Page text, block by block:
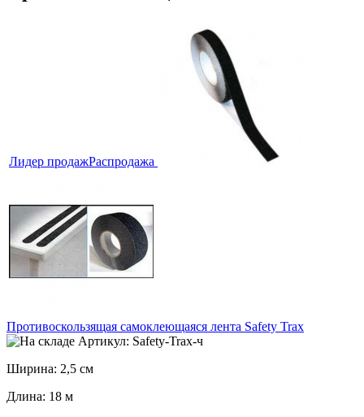
Лидер продажРаспродажа
Противоскользящая самоклеющаяся лента Safety Trax
Артикул: Safety-Trax-ч
Ширина: 2,5 см
Длина: 18 м